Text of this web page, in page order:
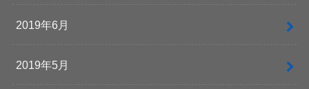
2019年6月
2019年5月